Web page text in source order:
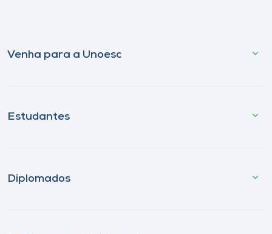
Venha para a Unoesc
Estudantes
Diplomados